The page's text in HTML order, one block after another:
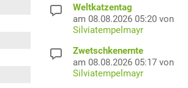
Weltkatzentag
am 08.08.2026 05:20 von
Silviatempelmayr
Zwetschkenernte
am 08.08.2026 05:17 von
Silviatempelmayr